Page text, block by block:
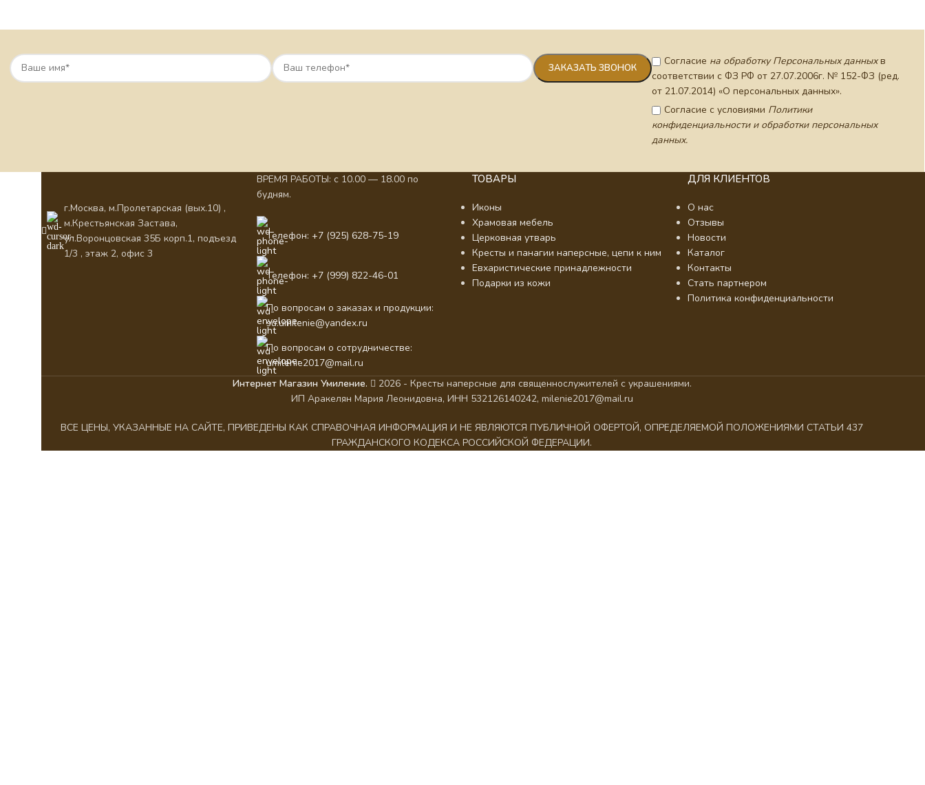
Согласие на обработку Персональных данныхв
соответствии с ФЗ РФ от 27.07.2006г. № 152-ФЗ (ред.
от 21.07.2014) «О персональных данных».
Согласие с условиями Политики
конфиденциальности и обработки персональных
данных.
г.Москва, м.Пролетарская (вых.10) ,
м.Крестьянская Застава,
ул.Воронцовская 35Б корп.1, подъезд
1/3 , этаж 2, офис 3
ВРЕМЯ РАБОТЫ: с 10.00 — 18.00 по
будням.
Телефон: +7 (925) 628-75-19
Телефон: +7 (999) 822-46-01
По вопросам о заказах и продукции:
su.umilenie@yandex.ru
По вопросам о сотрудничестве:
umilenie2017@mail.ru
ТОВАРЫ
Иконы
Храмовая мебель
Церковная утварь
Кресты и панагии наперсные, цепи к ним
Евхаристические принадлежности
Подарки из кожи
ДЛЯ КЛИЕНТОВ
О нас
Отзывы
Новости
Каталог
Контакты
Стать партнером
Политика конфиденциальности
Интернет Магазин Умиление.
2026 - Кресты наперсные для священнослужителей с украшениями.
ИП Аракелян Мария Леонидовна, ИНН 532126140242, milenie2017@mail.ru
ВСЕ ЦЕНЫ, УКАЗАННЫЕ НА САЙТЕ, ПРИВЕДЕНЫ КАК СПРАВОЧНАЯ ИНФОРМАЦИЯ И НЕ ЯВЛЯЮТСЯ ПУБЛИЧНОЙ ОФЕРТОЙ, ОПРЕДЕЛЯЕМОЙ ПОЛОЖЕНИЯМИ СТАТЬИ 437
ГРАЖДАНСКОГО КОДЕКСА РОССИЙСКОЙ ФЕДЕРАЦИИ.